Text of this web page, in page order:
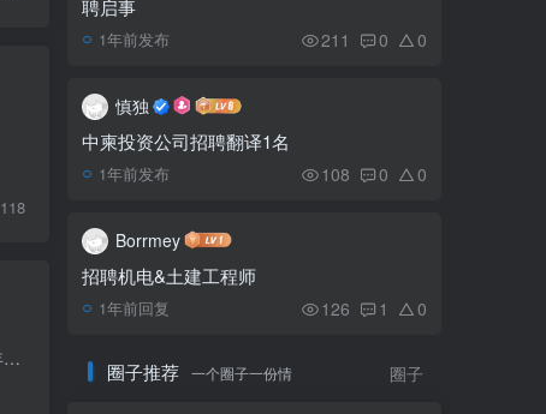
118
据柬埔寨卫生部12月21日公告，仅新增4 例新冠病例，10 例治愈，无死亡病例。 截至2021年12月21日上午，柬埔寨共有120427新冠病例，治愈116815人，死亡3005人。
口关税相差一半
聘启事
1年前发布 211 0 0
慎独
中柬投资公司招聘翻译1名
1年前发布 108 0 0
Borrmey
招聘机电&土建工程师
1年前回复 126 1 0
圈子推荐 一个圈子一份情 圈子